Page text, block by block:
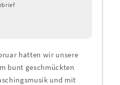
hatten wir unsere
bunt geschmückten
und mit